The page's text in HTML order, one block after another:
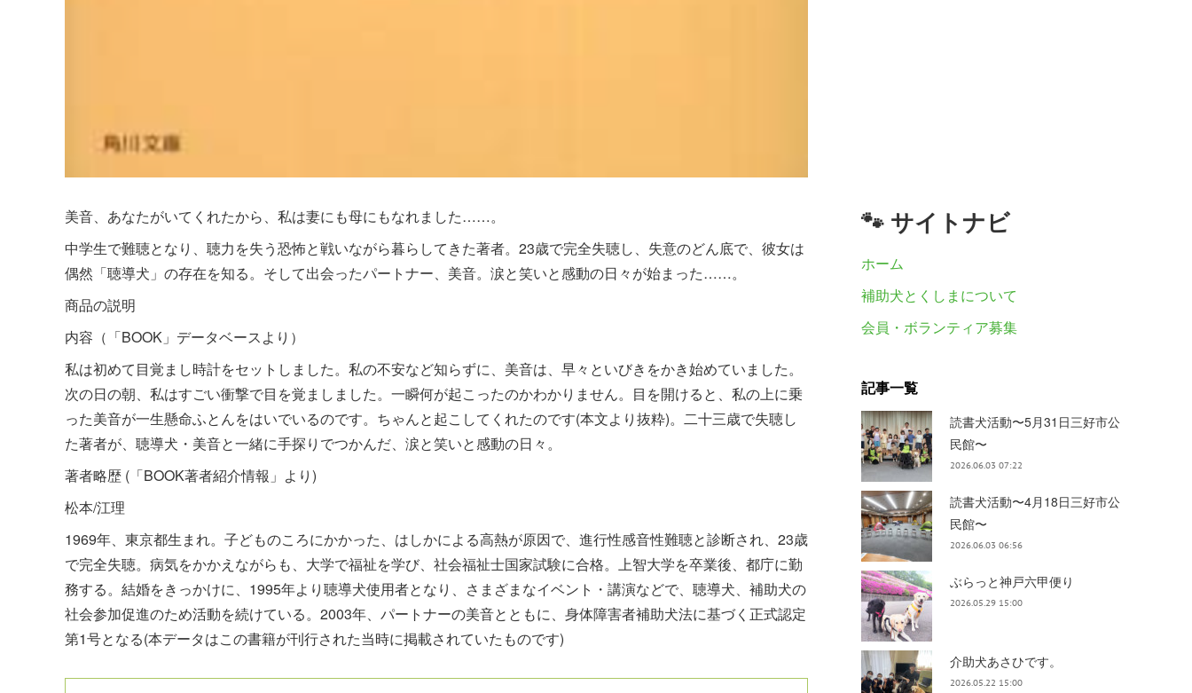
美音、あなたがいてくれたから、私は妻にも母にもなれました……。
中学生で難聴となり、聴力を失う恐怖と戦いながら暮らしてきた著者。23歳で完全失聴し、失意のどん底で、彼女は
偶然「聴導犬」の存在を知る。そして出会ったパートナー、美音。涙と笑いと感動の日々が始まった……。
商品の説明
内容（「BOOK」データベースより）
私は初めて目覚まし時計をセットしました。私の不安など知らずに、美音は、早々といびきをかき始めていました。
次の日の朝、私はすごい衝撃で目を覚ましました。一瞬何が起こったのかわかりません。目を開けると、私の上に乗
った美音が一生懸命ふとんをはいでいるのです。ちゃんと起こしてくれたのです(本文より抜粋)。二十三歳で失聴し
た著者が、聴導犬・美音と一緒に手探りでつかんだ、涙と笑いと感動の日々。
著者略歴 (「BOOK著者紹介情報」より)
松本/江理
1969年、東京都生まれ。子どものころにかかった、はしかによる高熱が原因で、進行性感音性難聴と診断され、23歳
で完全失聴。病気をかかえながらも、大学で福祉を学び、社会福祉士国家試験に合格。上智大学を卒業後、都庁に勤
務する。結婚をきっかけに、1995年より聴導犬使用者となり、さまざまなイベント・講演などで、聴導犬、補助犬の
社会参加促進のため活動を続けている。2003年、パートナーの美音とともに、身体障害者補助犬法に基づく正式認定
第1号となる(本データはこの書籍が刊行された当時に掲載されていたものです)
🐾 サイトナビ
ホーム
補助犬とくしまについて
会員・ボランティア募集
記事一覧
読書犬活動〜5月31日三好市公
民館〜
2026.06.03 07:22
読書犬活動〜4月18日三好市公
民館〜
2026.06.03 06:56
ぶらっと神戸六甲便り
2026.05.29 15:00
介助犬あさひです。
2026.05.22 15:00